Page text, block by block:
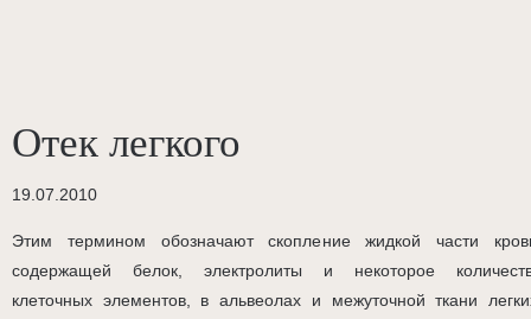
Отек легкого
19.07.2010
Этим термином обозначают скопление жидкой части
содержащей белок, электролиты и некоторое
клеточных элементов, в альвеолах и межуточной ткани